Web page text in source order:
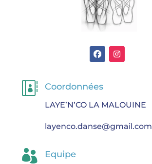
 Coordonnées
LAYE’N’CO LA MALOUINE
layenco.danse@gmail.com
 Equipe